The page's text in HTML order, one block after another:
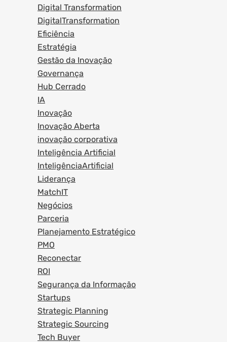
Digital Transformation
DigitalTransformation
Eficiência
Estratégia
Gestão da Inovação
Governança
Hub Cerrado
IA
Inovação
Inovação Aberta
inovação corporativa
Inteligência Artificial
InteligênciaArtificial
Liderança
MatchIT
Negócios
Parceria
Planejamento Estratégico
PMO
Reconectar
ROI
Segurança da Informação
Startups
Strategic Planning
Strategic Sourcing
Tech Buyer